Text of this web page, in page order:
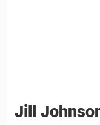
Jill